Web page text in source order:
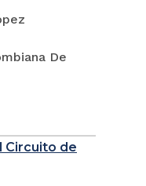
De
Circuito de